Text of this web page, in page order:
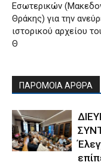
Εσωτερικών
Θράκης) για την
ιστορικού αρχείου
Θ
ΠΑΡΟΜΟΙΑ ΑΡΘΡΑ